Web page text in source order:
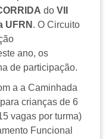
do VII
UFRN . O Circuito
ano, os
de participação.
a a Caminhada
crianças de 6
vagas por turma)
Funcional